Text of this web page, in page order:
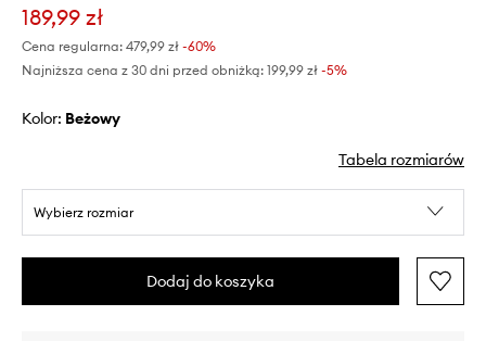
189,99 zł
Cena regularna: 479,99 zł -60%
Najniższa cena z 30 dni przed obniżką: 199,99 zł -5%
Kolor: beżowy
Tabela rozmiarów
Wybierz rozmiar
Dodaj do koszyka